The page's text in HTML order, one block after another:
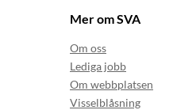
Mer om SVA
Om oss
Lediga jobb
Om webbplatsen
Visselblåsning